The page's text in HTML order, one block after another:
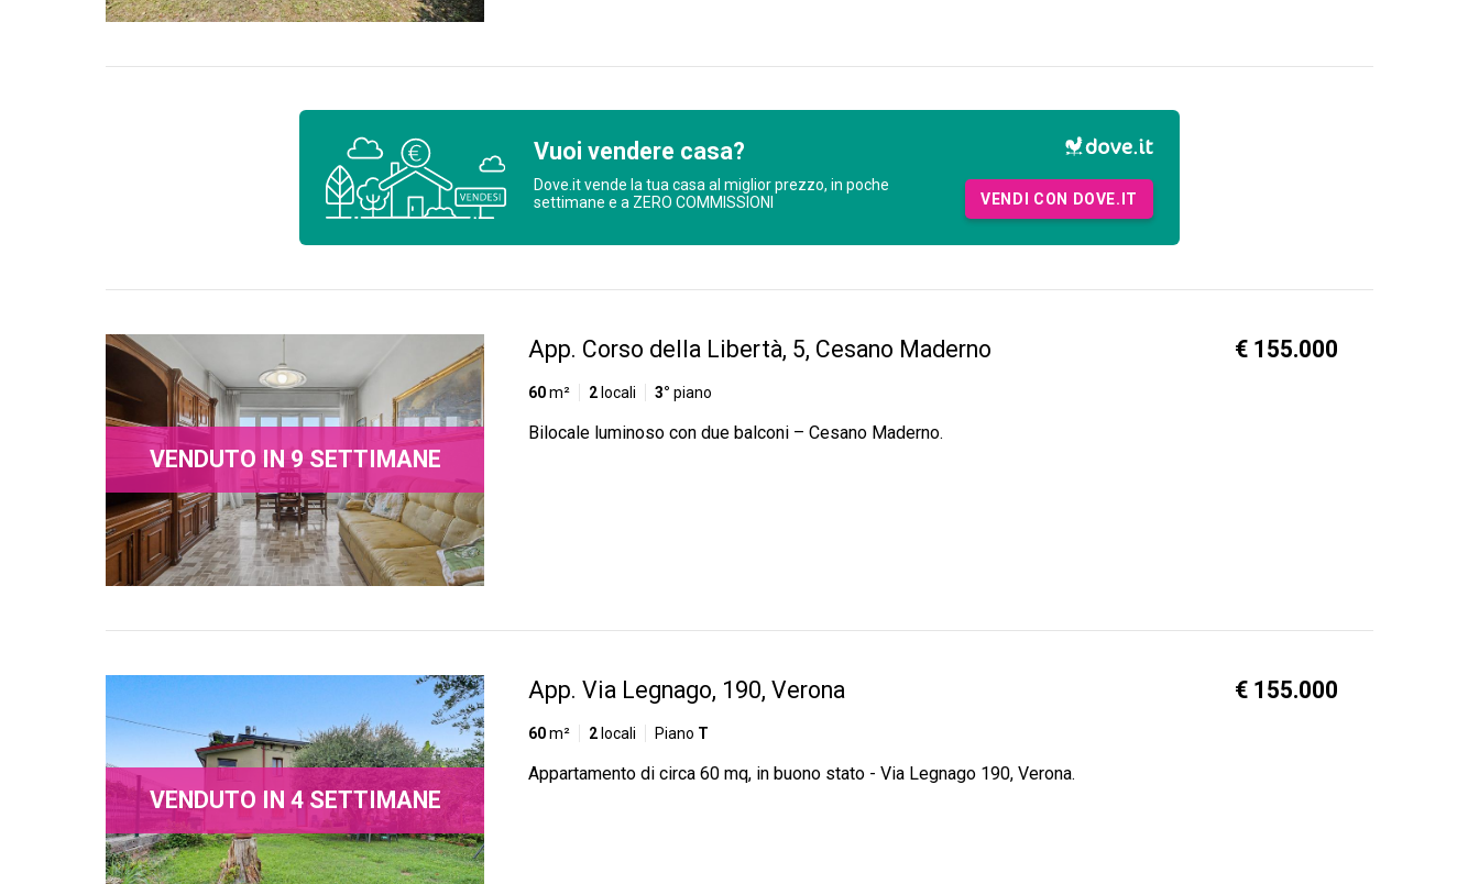
Vuoi vendere casa?
Dove.it vende la tua casa al miglior prezzo, in poche
settimane e a ZERO COMMISSIONI
VENDI CON DOVE.IT
App. Corso della Libertà, 5, Cesano Maderno
60m² 2locali 3° piano
€ 155.000
Bilocale luminoso con due balconi – Cesano Maderno.
VENDUTO IN 9 SETTIMANE
App. Via Legnago, 190, Verona
60m² 2 locali Piano T
€ 155.000
Appartamento di circa 60 mq, in buono stato - Via Legnago 190, Verona.
VENDUTO IN 4 SETTIMANE